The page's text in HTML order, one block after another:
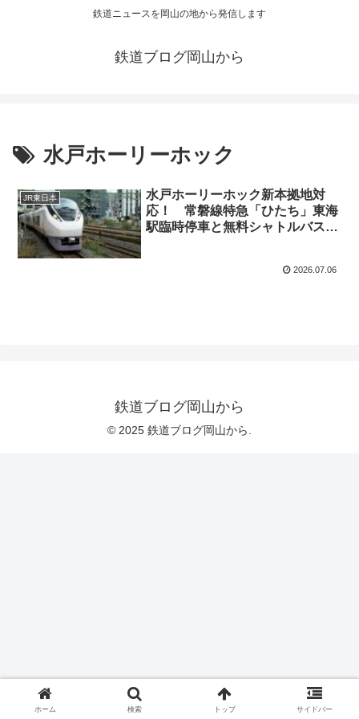
鉄道ニュースを岡山の地から発信します
鉄道ブログ岡山から
水戸ホーリーホック
JR東日本
水戸ホーリーホック新本拠地対
応！ 常磐線特急「ひたち」東海
駅臨時停車と無料シャトルバス運
2026.07.06
鉄道ブログ岡山から
© 2025 鉄道ブログ岡山から.
ホーム 検索 トップ サイドバー